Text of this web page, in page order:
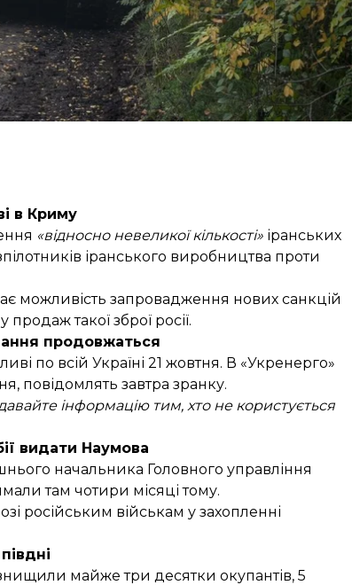
в Криму
«відносно невеликої кількості» іранських
іранського виробництва проти
можливість запровадження нових санкцій
такої зброї росії.
продовжаться
по всій Україні 21 жовтня. В «Укренерго»
повідомлять завтра зранку.
інформацію тим, хто не користується
видати Наумова
начальника Головного управління
там чотири місяці тому.
російським військам у захопленні
майже три десятки окупантів, 5